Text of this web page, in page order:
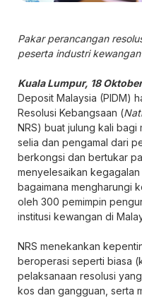
Pakar perancangan
peserta industri
Kuala Lumpur, 18
Deposit Malaysia (PIDM)
Resolusi Kebangsaan (
NRS) buat julung kali
selia dan pengamal dari
berkongsi dan bertukar
menyelesaikan
bagaimana mengharungi
oleh 300 pemimpin
institusi kewangan di
NRS menekankan
beroperasi seperti biasa
pelaksanaan resolusi
kos dan gangguan, serta